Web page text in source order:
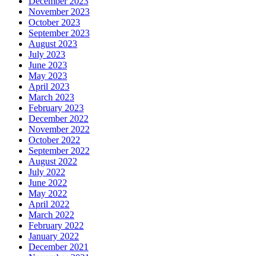
November 2023
October 2023
September 2023
August 2023
July 2023
June 2023
May 2023
April 2023
March 2023
February 2023
December 2022
November 2022
October 2022
September 2022
August 2022
July 2022
June 2022
May 2022
April 2022
March 2022
February 2022
January 2022
December 2021